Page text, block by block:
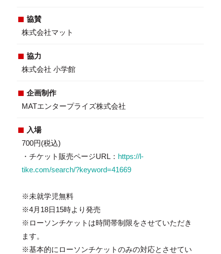
協賛
株式会社マット
協力
株式会社 小学館
企画制作
MATエンタープライズ株式会社
入場
700円(税込)
・チケット販売ページURL： https://l-
tike.com/search/?keyword=41669
※未就学児無料
※4月18日15時より発売
※ローソンチケットは時間帯制限をさせていただき
ます。
※基本的にローソンチケットのみの対応とさせてい